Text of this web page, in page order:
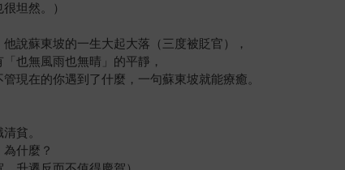
坦然。）
說蘇東坡的一生大起大落（三度被貶官），
也無風雨也無晴」的平靜，
現在的你遇到了什麼，一句蘇東坡就能療癒。
貧。
什麼？